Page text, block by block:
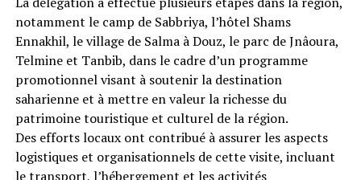
notamment le camp de Sabbriya, l’hôtel Shams
Ennakhil, le village de Salma à Douz, le parc de Jnâoura,
Telmine et Tanbib, dans le cadre d’un programme
promotionnel visant à soutenir la destination
saharienne et à mettre en valeur la richesse du
patrimoine touristique et culturel de la région.
Des efforts locaux ont contribué à assurer les aspects
logistiques et organisationnels de cette visite, incluant
le transport, l’hébergement et les activités